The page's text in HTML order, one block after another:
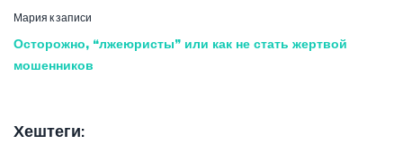
Мария к записи
Осторожно, “лжеюристы” или как не стать жертвой
мошенников
Хештеги: